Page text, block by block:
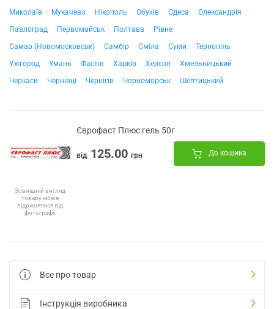
Миколаїв
Мукачево Нікополь Обухів Одеса
Олександрія
Павлоград
Первомайськ Полтава
Рівне
Самар (Новомосковськ)
Самбір Сміла Суми
Тернопіль
Ужгород
Умань Фастів Харків Херсон
Хмельницький
Черкаси
Чернівці Чернігів Чорноморськ Шептицький
Зовнішній вигляд
товару може
відрізнятися від
фотографії
Єврофаст Плюс гель 50г
від 125.00 грн До кошика
Все про товар
Інструкція виробника